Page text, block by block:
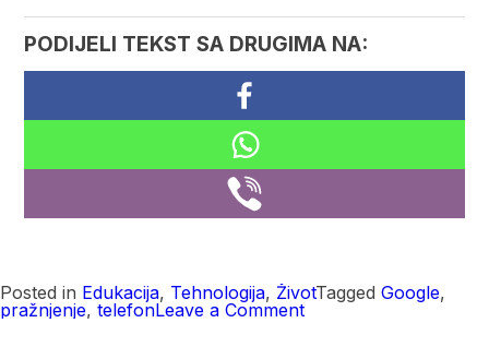
PODIJELI TEKST SA DRUGIMA NA:
Posted in Edukacija, Tehnologija, ŽivotTagged Google,
pražnjenje, telefonLeave a Commenton